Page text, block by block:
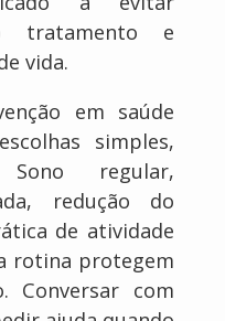
tratamento e
vida.
em saúde
simples,
Sono regular,
redução do
de atividade
rotina protegem
com